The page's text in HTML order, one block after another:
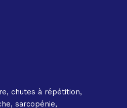
chutes à répétition,
sarcopénie,